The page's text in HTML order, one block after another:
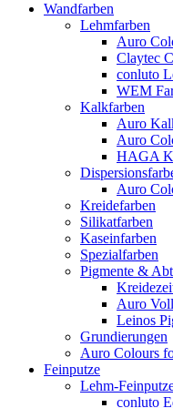
Wandfarben
Lehmfarben
Auro
Claytec
conluto
WEM
Kalkfarben
Auro
Auro
HAGA
Auro
Kreidefarben
Silikatfarben
Kaseinfarben
Spezialfarben
Pigmente &
Auro
Leinos
Grundierungen
Auro Colours
Feinputze
Lehm-
conluto